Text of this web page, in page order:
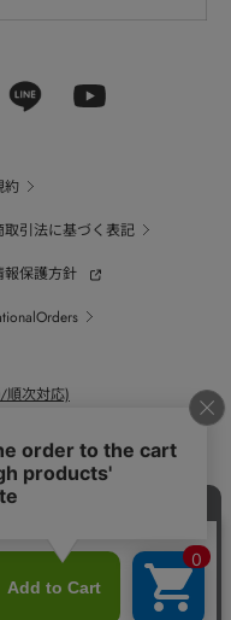
約
取引法に基づく表記
報保護方針
順次対応)
：30～18：00）
せ（平日10：30～18：00）